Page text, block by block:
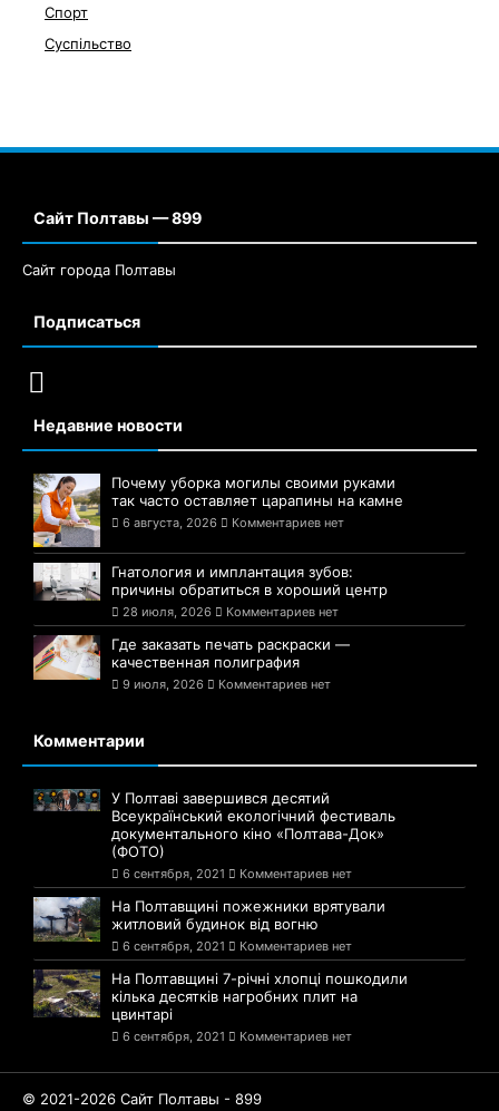
Спорт
Суспільство
Сайт Полтавы — 899
Сайт города Полтавы
Подписаться
Недавние новости
Почему уборка могилы своими руками
так часто оставляет царапины на камне
6 августа, 2026 Комментариев нет
Гнатология и имплантация зубов:
причины обратиться в хороший центр
28 июля, 2026 Комментариев нет
Где заказать печать раскраски —
качественная полиграфия
9 июля, 2026 Комментариев нет
Комментарии
У Полтаві завершився десятий
Всеукраїнський екологічний фестиваль
документального кіно «Полтава-Док»
(ФОТО)
6 сентября, 2021 Комментариев нет
На Полтавщині пожежники врятували
житловий будинок від вогню
6 сентября, 2021 Комментариев нет
На Полтавщині 7-річні хлопці пошкодили
кілька десятків нагробних плит на
цвинтарі
6 сентября, 2021 Комментариев нет
© 2021-2026 Сайт Полтавы - 899